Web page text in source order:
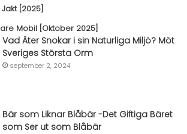
[2025]
Mobil [Oktober 2025]
Vad Äter Snokar i sin Naturliga Miljö? Möt
Sveriges Största Orm
september 2, 2024
Bär som Liknar Blåbär -Det Giftiga Bäret
som Ser ut som Blåbär